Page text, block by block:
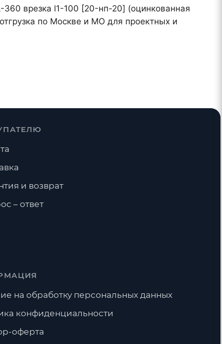
360 врезка l1-100 [20-нп-20] (оцинкованная
по Москве и МО для проектных и
и возврат
– ответ
на обработку персональных данных
конфиденциальности
оферта